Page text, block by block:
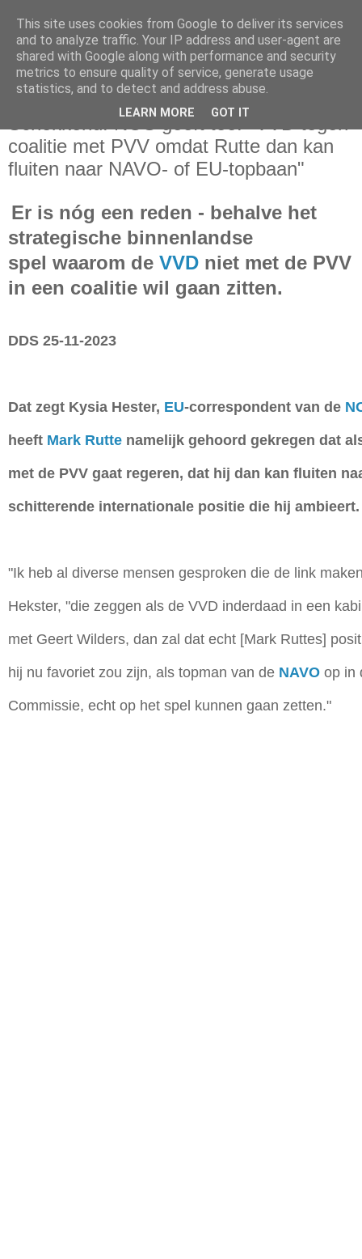
zaterdag 25 november 2023
Schokkend! NOS geeft toe: "VVD tegen
coalitie met PVV omdat Rutte dan kan
fluiten naar NAVO- of EU-topbaan"
Er is nóg een reden - behalve het
strategische binnenlandse
spel waarom de VVD niet met de PVV
in een coalitie wil gaan zitten.
DDS 25-11-2023
Dat zegt Kysia Hester, EU-correspondent van de
heeft Mark Rutte namelijk gehoord gekregen dat
met de PVV gaat regeren, dat hij dan kan fluiten
schitterende internationale positie die hij ambieert.
"Ik heb al diverse mensen gesproken die de link
Hekster, "die zeggen als de VVD inderdaad in een
met Geert Wilders, dan zal dat echt [Mark Ruttes]
hij nu favoriet zou zijn, als topman van de NAVO op in
Commissie, echt op het spel kunnen gaan zetten."
This site uses cookies from Google to deliver its services
and to analyze traffic. Your IP address and user-agent are
shared with Google along with performance and security
metrics to ensure quality of service, generate usage
statistics, and to detect and address abuse.
LEARN MORE GOT IT